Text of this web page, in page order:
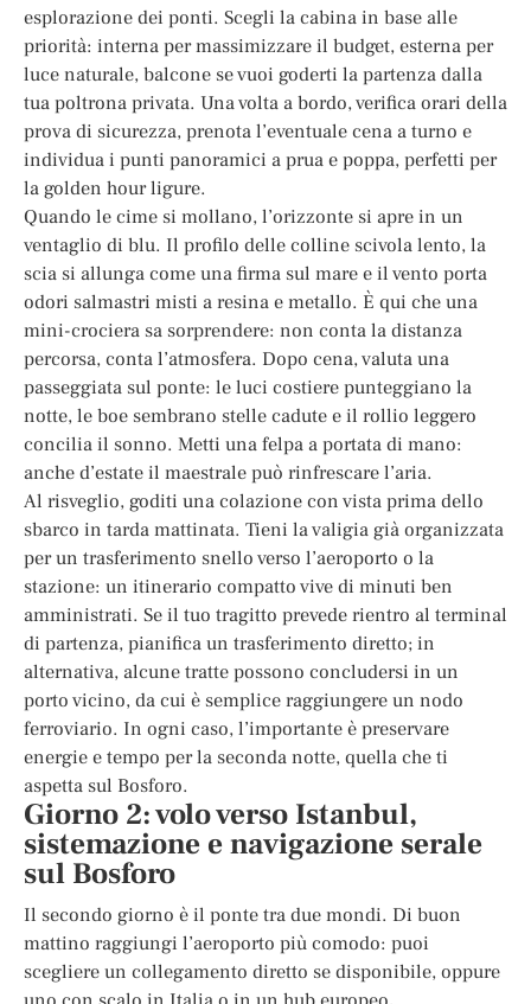
esplorazione dei ponti. Scegli la cabina in base alle
priorità: interna per massimizzare il budget, esterna per
luce naturale, balcone se vuoi goderti la partenza dalla
tua poltrona privata. Una volta a bordo, verifica orari della
prova di sicurezza, prenota l’eventuale cena a turno e
individua i punti panoramici a prua e poppa, perfetti per
la golden hour ligure.
Quando le cime si mollano, l’orizzonte si apre in un
ventaglio di blu. Il profilo delle colline scivola lento, la
scia si allunga come una firma sul mare e il vento porta
odori salmastri misti a resina e metallo. È qui che una
mini-crociera sa sorprendere: non conta la distanza
percorsa, conta l’atmosfera. Dopo cena, valuta una
passeggiata sul ponte: le luci costiere punteggiano la
notte, le boe sembrano stelle cadute e il rollio leggero
concilia il sonno. Metti una felpa a portata di mano:
anche d’estate il maestrale può rinfrescare l’aria.
Al risveglio, goditi una colazione con vista prima dello
sbarco in tarda mattinata. Tieni la valigia già organizzata
per un trasferimento snello verso l’aeroporto o la
stazione: un itinerario compatto vive di minuti ben
amministrati. Se il tuo tragitto prevede rientro al terminal
di partenza, pianifica un trasferimento diretto; in
alternativa, alcune tratte possono concludersi in un
porto vicino, da cui è semplice raggiungere un nodo
ferroviario. In ogni caso, l’importante è preservare
energie e tempo per la seconda notte, quella che ti
aspetta sul Bosforo.
Giorno 2: volo verso Istanbul,
sistemazione e navigazione serale
sul Bosforo
Il secondo giorno è il ponte tra due mondi. Di buon
mattino raggiungi l’aeroporto più comodo: puoi
scegliere un collegamento diretto se disponibile, oppure